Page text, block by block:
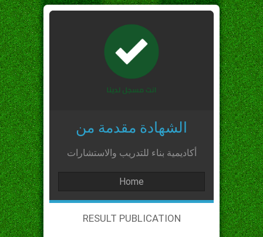
الشهادة مقدمة من
أكاديمية بناء للتدريب والاستشارات
Home
RESULT PUBLICATION